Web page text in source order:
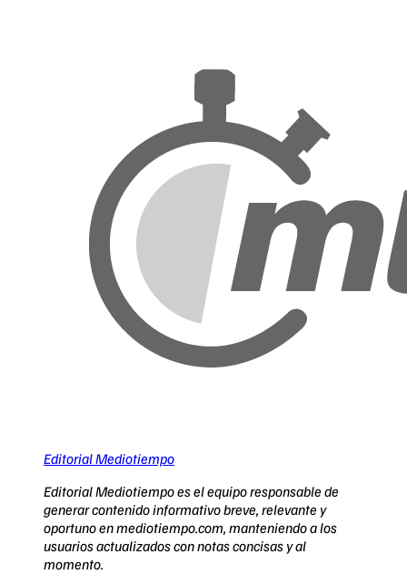
Editorial Mediotiempo
Editorial Mediotiempo es el equipo responsable de
generar contenido informativo breve, relevante y
oportuno en mediotiempo.com, manteniendo a los
usuarios actualizados con notas concisas y al
momento.